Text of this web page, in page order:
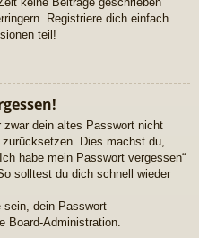
Registriere dich einfach
teil!
dein altes Passwort nicht
Dies machst du,
habe mein Passwort vergessen“
solltest du dich schnell wieder
sein, dein Passwort
Board-Administration.